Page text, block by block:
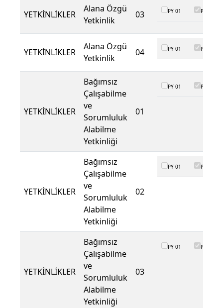
YETKİNLİKLER
Alana Özgü
Yetkinlik
03 PY 01 PY 02
YETKİNLİKLER
Alana Özgü
Yetkinlik
04 PY 01 PY 02
YETKİNLİKLER
Bağımsız
Çalışabilme
ve
Sorumluluk
Alabilme
Yetkinliği
01
PY 01 PY 02
YETKİNLİKLER
Bağımsız
Çalışabilme
ve
Sorumluluk
Alabilme
Yetkinliği
02
PY 01 PY 02
YETKİNLİKLER
Bağımsız
Çalışabilme
ve
Sorumluluk
Alabilme
Yetkinliği
03
PY 01 PY 02